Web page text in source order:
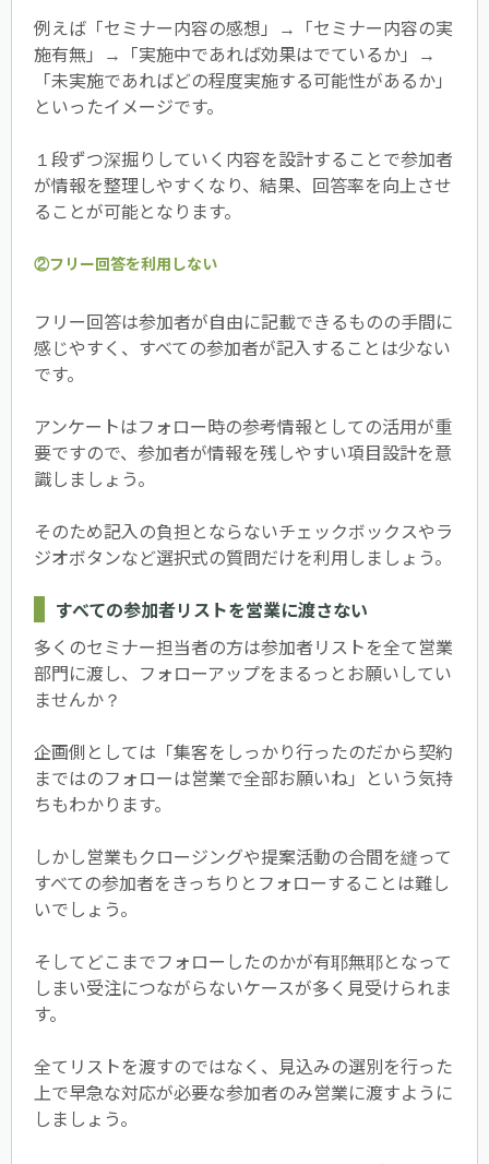
例えば「セミナー内容の感想」→「セミナー内容の実
施有無」→「実施中であれば効果はでているか」→
「未実施であればどの程度実施する可能性があるか」
といったイメージです。
１段ずつ深掘りしていく内容を設計することで参加者
が情報を整理しやすくなり、結果、回答率を向上させ
ることが可能となります。
②フリー回答を利用しない
フリー回答は参加者が自由に記載できるものの手間に
感じやすく、すべての参加者が記入することは少ない
です。
アンケートはフォロー時の参考情報としての活用が重
要ですので、参加者が情報を残しやすい項目設計を意
識しましょう。
そのため記入の負担とならないチェックボックスやラ
ジオボタンなど選択式の質問だけを利用しましょう。
すべての参加者リストを営業に渡さない
多くのセミナー担当者の方は参加者リストを全て営業
部門に渡し、フォローアップをまるっとお願いしてい
ませんか？
企画側としては「集客をしっかり行ったのだから契約
まではのフォローは営業で全部お願いね」という気持
ちもわかります。
しかし営業もクロージングや提案活動の合間を縫って
すべての参加者をきっちりとフォローすることは難し
いでしょう。
そしてどこまでフォローしたのかが有耶無耶となって
しまい受注につながらないケースが多く見受けられま
す。
全てリストを渡すのではなく、見込みの選別を行った
上で早急な対応が必要な参加者のみ営業に渡すように
しましょう。